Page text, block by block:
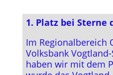
1. Platz bei Sterne
Im Regionalbereich
Volksbank
haben wir mit dem